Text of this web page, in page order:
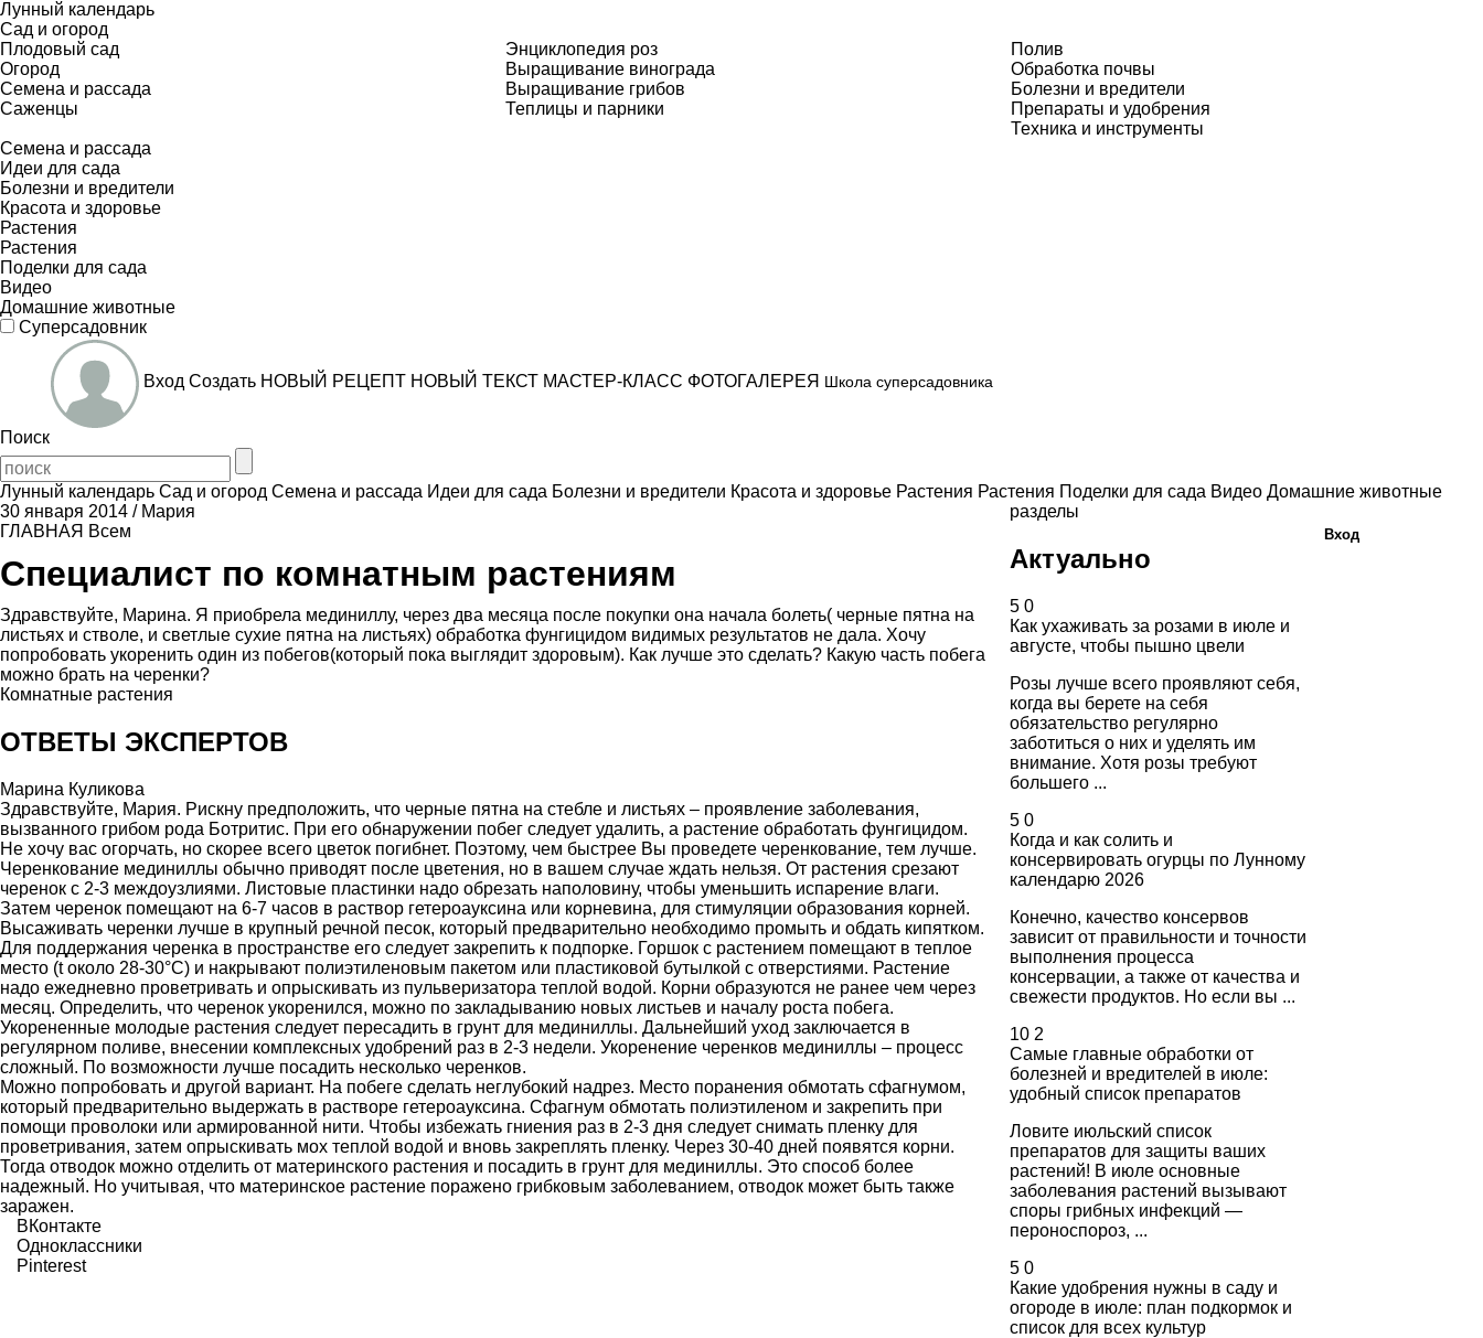
Лунный календарь
Сад и огород
Плодовый сад
Огород
Семена и рассада
Саженцы
Энциклопедия роз
Выращивание винограда
Выращивание грибов
Теплицы и парники
Полив
Обработка почвы
Болезни и вредители
Препараты и удобрения
Техника и инструменты
Семена и рассада
Идеи для сада
Болезни и вредители
Красота и здоровье
Растения
Растения
Поделки для сада
Видео
Домашние животные
Суперсадовник
Вход Создать НОВЫЙ РЕЦЕПТ НОВЫЙ ТЕКСТ МАСТЕР-КЛАСС ФОТОГАЛЕРЕЯ Школа суперсадовника
Поиск
Лунный календарь Сад и огород Семена и рассада Идеи для сада Болезни и вредители Красота и здоровье Растения Растения Поделки для сада Видео Домашние животные
30 января 2014 / Мария
ГЛАВНАЯ Всем
Специалист по комнатным растениям
Здравствуйте, Марина. Я приобрела мединиллу, через два месяца после покупки она начала болеть( черные пятна на
листьях и стволе, и светлые сухие пятна на листьях) обработка фунгицидом видимых результатов не дала. Хочу
попробовать укоренить один из побегов(который пока выглядит здоровым). Как лучше это сделать? Какую часть побега
можно брать на черенки?
Комнатные растения
ОТВЕТЫ ЭКСПЕРТОВ
Марина Куликова
Здравствуйте, Мария. Рискну предположить, что черные пятна на стебле и листьях – проявление заболевания,
вызванного грибом рода Ботритис. При его обнаружении побег следует удалить, а растение обработать фунгицидом.
Не хочу вас огорчать, но скорее всего цветок погибнет. Поэтому, чем быстрее Вы проведете черенкование, тем лучше.
Черенкование мединиллы обычно приводят после цветения, но в вашем случае ждать нельзя. От растения срезают
черенок с 2-3 междоузлиями. Листовые пластинки надо обрезать наполовину, чтобы уменьшить испарение влаги.
Затем черенок помещают на 6-7 часов в раствор гетероауксина или корневина, для стимуляции образования корней.
Высаживать черенки лучше в крупный речной песок, который предварительно необходимо промыть и обдать кипятком.
Для поддержания черенка в пространстве его следует закрепить к подпорке. Горшок с растением помещают в теплое
место (t около 28-30°С) и накрывают полиэтиленовым пакетом или пластиковой бутылкой с отверстиями. Растение
надо ежедневно проветривать и опрыскивать из пульверизатора теплой водой. Корни образуются не ранее чем через
месяц. Определить, что черенок укоренился, можно по закладыванию новых листьев и началу роста побега.
Укорененные молодые растения следует пересадить в грунт для мединиллы. Дальнейший уход заключается в
регулярном поливе, внесении комплексных удобрений раз в 2-3 недели. Укоренение черенков мединиллы – процесс
сложный. По возможности лучше посадить несколько черенков.
Можно попробовать и другой вариант. На побеге сделать неглубокий надрез. Место поранения обмотать сфагнумом,
который предварительно выдержать в растворе гетероауксина. Сфагнум обмотать полиэтиленом и закрепить при
помощи проволоки или армированной нити. Чтобы избежать гниения раз в 2-3 дня следует снимать пленку для
проветривания, затем опрыскивать мох теплой водой и вновь закреплять пленку. Через 30-40 дней появятся корни.
Тогда отводок можно отделить от материнского растения и посадить в грунт для мединиллы. Это способ более
надежный. Но учитывая, что материнское растение поражено грибковым заболеванием, отводок может быть также
заражен.
ВКонтакте
Одноклассники
Pinterest
разделы
Актуально
5 0
Как ухаживать за розами в июле и
августе, чтобы пышно цвели
Розы лучше всего проявляют себя,
когда вы берете на себя
обязательство регулярно
заботиться о них и уделять им
внимание. Хотя розы требуют
большего ...
5 0
Когда и как солить и
консервировать огурцы по Лунному
календарю 2026
Конечно, качество консервов
зависит от правильности и точности
выполнения процесса
консервации, а также от качества и
свежести продуктов. Но если вы ...
10 2
Самые главные обработки от
болезней и вредителей в июле:
удобный список препаратов
Ловите июльский список
препаратов для защиты ваших
растений! В июле основные
заболевания растений вызывают
споры грибных инфекций —
пероноспороз, ...
5 0
Какие удобрения нужны в саду и
огороде в июле: план подкормок и
список для всех культур
Вход